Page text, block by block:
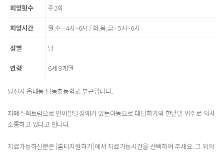
희망횟수 주2회
희망시간 월,수 - 4시~6시 / 화,목,금 - 5시~6시
성별 남
연령 6세 9개월
당진시 읍내동 탑동초등학교 부근입니다.
자폐스펙트럼으로 언어발달장애가 있는아동으로 대답하기와 한낱말 위주로 의사
소통하고 있다고 합니다.
치료가능하신분은 [홈티지원하기]에서 치료가능시간을 선택하여 주세요. 그 외의